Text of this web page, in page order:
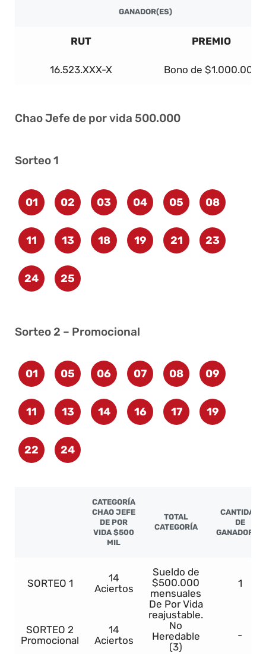
GANADOR(ES)
RUT PREMIO
16.523.XXX-X Bono de $1.000.000
Chao Jefe de por vida 500.000
Sorteo 1
01 02 03 04 05 08
11 13 18 19 21 23
24 25
Sorteo 2 – Promocional
01 05 06 07 08 09
11 13 14 16 17 19
22 24
CATEGORÍA
CHAO JEFE
DE POR
VIDA $500
MIL
TOTAL
CATEGORÍA
CANTIDAD
DE
GANADORES
SORTEO 1
14
Aciertos
Sueldo de
$500.000
mensuales
De Por Vida
reajustable.
No
Heredable
(3)
1
SORTEO 2
Promocional
14
Aciertos
-